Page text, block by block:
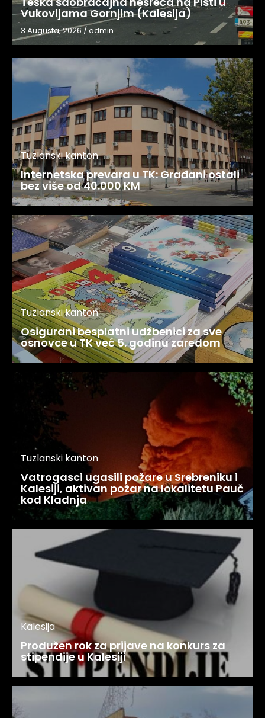
Vukovijama Gornjim (Kalesija)
3 Augusta, 2026 / admin
Tuzlanski kanton
Internetska prevara u TK: Građani ostali
bez više od 40.000 KM
Tuzlanski kanton
Osigurani besplatni udžbenici za sve
osnovce u TK već 5. godinu zaredom
Tuzlanski kanton
Vatrogasci ugasili požare u Srebreniku i
Kalesiji, aktivan požar na lokalitetu Pauč
kod Kladnja
Kalesija
Produžen rok za prijave na konkurs za
stipendije u Kalesiji